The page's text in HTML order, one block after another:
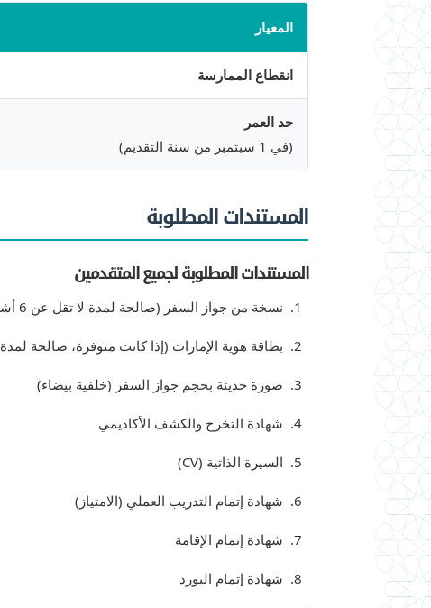
المعيار
انقطاع الممارسة
حد العمر
(في 1 سبتمبر من سنة التقديم)
المستندات المطلوبة
المستندات المطلوبة لجميع المتقدمين
نسخة من جواز السفر (صالحة لمدة لا تقل عن 6 أشهر)
بطاقة هوية الإمارات (إذا كانت متوفرة، صالحة لمدة لا
صورة حديثة بحجم جواز السفر (خلفية بيضاء)
شهادة التخرج والكشف الأكاديمي
السيرة الذاتية (CV)
شهادة إتمام التدريب العملي (الامتياز)
شهادة إتمام الإقامة
شهادة إتمام البورد